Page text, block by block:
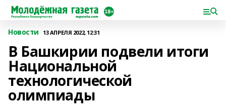
Новости 13 АПРЕЛЯ 2022, 12:31
В Башкирии подвели итоги
Национальной
технологической
олимпиады